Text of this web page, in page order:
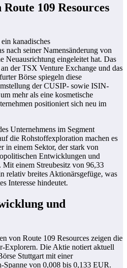
109 Resources
kanadisches
nach seiner Namensänderung von
Neuausrichtung eingeleitet hat. Das
der TSX Venture Exchange und das
Börse spiegeln diese
der CUSIP- sowie ISIN-
mehr als eine kosmetische
positioniert sich neu im
Unternehmens im Segment
die Rohstoffexploration machen es
in einem Sektor, der stark von
Entwicklungen und
Mit einem Streubesitz von 96,33
relativ breites Aktionärsgefüge, was
Interesse hindeutet.
und
von Route 109 Resources zeigen die
Explorern. Die Aktie notiert aktuell
Stuttgart mit einer
Spanne von 0,008 bis 0,133 EUR.